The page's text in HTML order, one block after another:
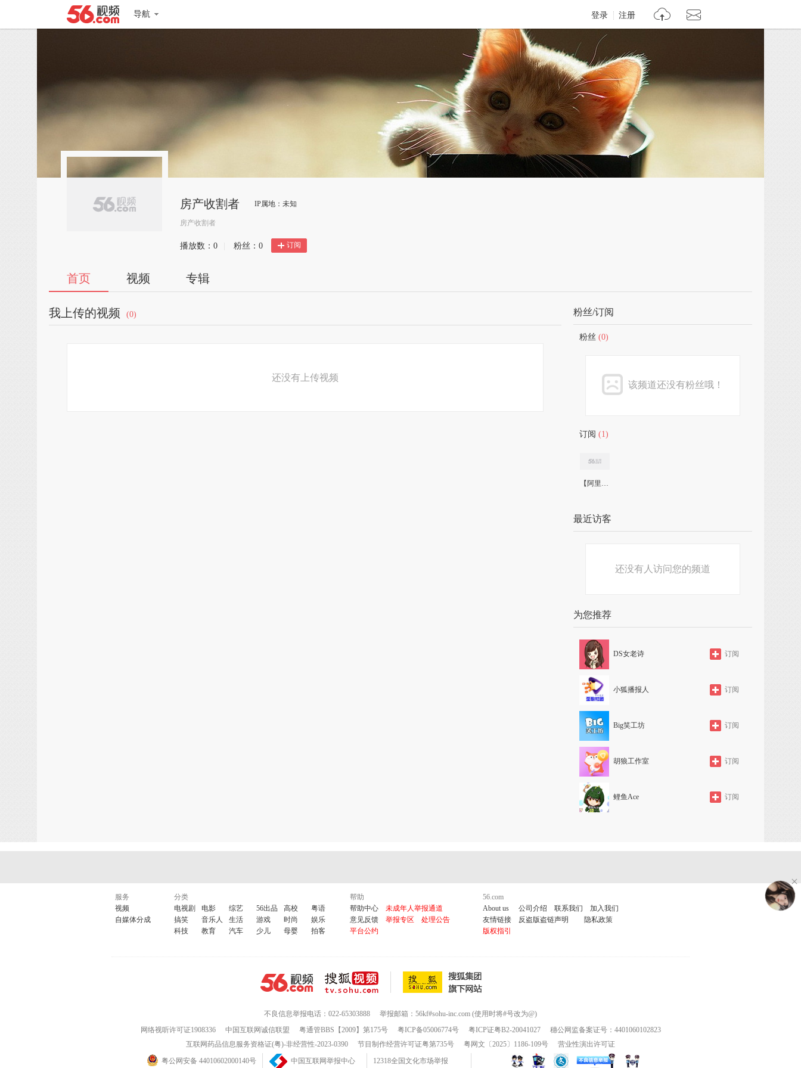
导航 登录 注册
房产收割者 IP属地：未知
房产收割者
播放数： 0 粉丝： 0 订阅
首页 视频 专辑
我上传的视频 (0)
还没有上传视频
粉丝/订阅
粉丝 (0)
该频道还没有粉丝哦！
订阅 (1)
【阿里独播】
最近访客
还没有人访问您的频道
为您推荐
DS女老诗 订阅
小狐播报人 订阅
Big笑工坊 订阅
胡狼工作室 订阅
鲤鱼Ace 订阅
服务
视频
自媒体分成
分类
电视剧
电影 综艺 56出品 高校
粤语
搞笑
音乐人 生活 游戏 时尚
娱乐
科技
教育 汽车 少儿 母婴 拍客
帮助
帮助中心
未成年人举报通道
意见反馈
举报专区
处理公告
平台公约
56.com
About us
公司介绍 联系我们
加入我们
友情链接
反盗版盗链声明
隐私政策
版权指引
不良信息举报电话：022-65303888
举报邮箱：56kf#sohu-inc.com (使用时将#号改为@)
网络视听许可证1908336
中国互联网诚信联盟 粤通管BBS【2009】第175号 粤ICP备05006774号 粤ICP证粤B2-20041027
穗公网监备案证号：4401060102823
互联网药品信息服务资格证(粤)-非经营性-2023-0390
节目制作经营许可证粤第735号 粤网文〔2025〕1186-109号
营业性演出许可证
粤公网安备 44010602000140号
中国互联网举报中心 12318全国文化市场举报